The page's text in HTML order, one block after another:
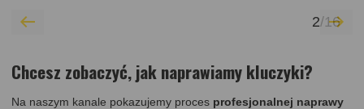
2/16
Chcesz zobaczyć, jak naprawiamy kluczyki?
Na naszym kanale pokazujemy proces profesjonalnej naprawy